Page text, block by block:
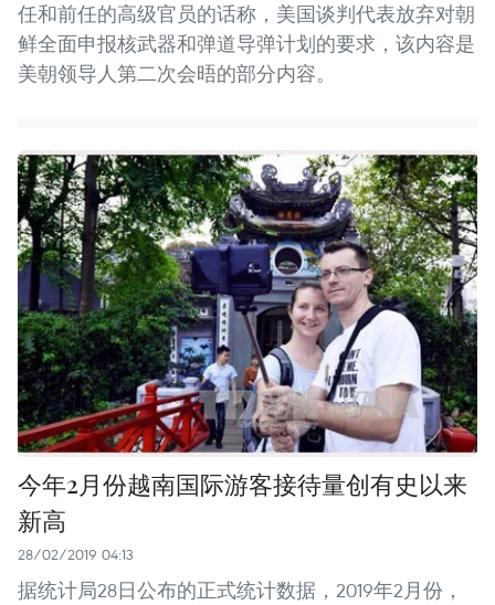
任和前任的高级官员的话称，美国谈判代表放弃对朝
鲜全面申报核武器和弹道导弹计划的要求，该内容是
美朝领导人第二次会晤的部分内容。
今年2月份越南国际游客接待量创有史以来
新高
28/02/2019 04:13
据统计局28日公布的正式统计数据，2019年2月份，